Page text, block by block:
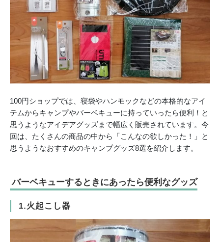
100円ショップでは、寝袋やハンモックなどの本格的なアイ
テムからキャンプやバーベキューに持っていったら便利！と
思うようなアイデアグッズまで幅広く販売されています。今
回は、たくさんの商品の中から「こんなの欲しかった！」と
思うようなおすすめのキャンプグッズ8選を紹介します。
バーベキューするときにあったら便利なグッズ
1.火起こし器